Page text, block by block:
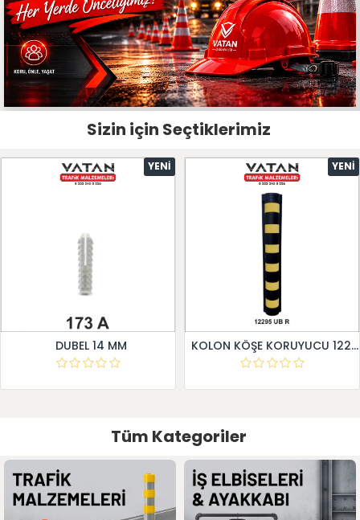
Sizin için Seçtiklerimiz
YENI
DUBEL 14 MM
YENI
KOLON KÖŞE KORUYUCU 12295 UB R
Tüm Kategoriler